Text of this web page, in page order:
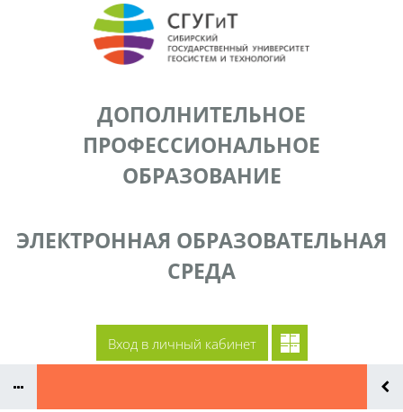
Перейти к основному содержанию
ДОПОЛНИТЕЛЬНОЕ
ПРОФЕССИОНАЛЬНОЕ
ОБРАЗОВАНИЕ
ЭЛЕКТРОННАЯ ОБРАЗОВАТЕЛЬНАЯ
СРЕДА
Вход в личный кабинет